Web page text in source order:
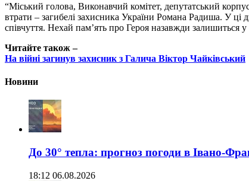
“Міський голова, Виконавчий комітет, депутатський
втрати – загибелі захисника України Романа Радиша. У
співчуття. Нехай пам’ять про Героя назавжди залишиться
Читайте також –
На війні загинув захисник з Галича Віктор Чайківський
Новини
До 30° тепла: прогноз погоди в Івано-
18:12 06.08.2026